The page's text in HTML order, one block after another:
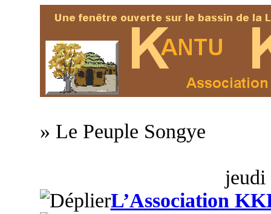
» Le Peuple Songye
jeudi
L’Association